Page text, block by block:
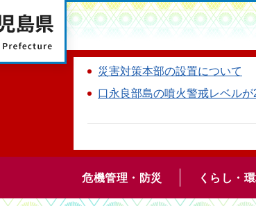
県
災害対策本部の設置について
口永良部島の噴火警戒レベル
危機管理・防災 くらし・